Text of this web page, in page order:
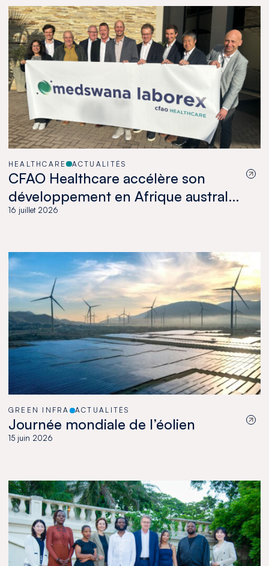
HEALTHCARE ACTUALITÉS
CFAO Healthcare accélère son
développement en Afrique australe
avec l’acquisition de Medswana au
16 juillet 2026
GREEN INFRA ACTUALITÉS
Journée mondiale de l’éolien
15 juin 2026